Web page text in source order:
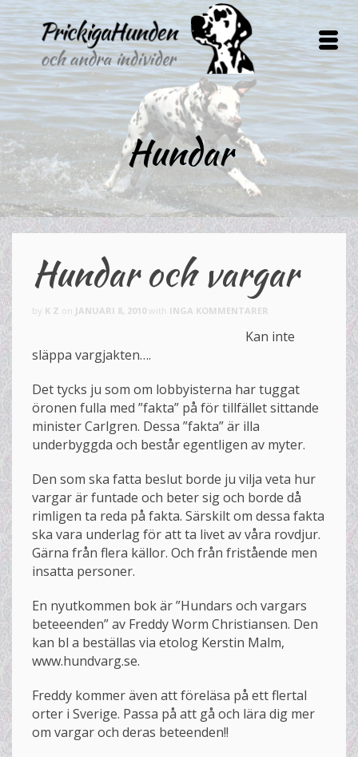
Hundar
Hundar och vargar
by K Z on JANUARI 8, 2010 with INGA KOMMENTARER
Kan inte
släppa vargjakten….
Det tycks ju som om lobbyisterna har tuggat
öronen fulla med ”fakta” på för tillfället sittande
minister Carlgren. Dessa ”fakta” är illa
underbyggda och består egentligen av myter.
Den som ska fatta beslut borde ju vilja veta hur
vargar är funtade och beter sig och borde då
rimligen ta reda på fakta. Särskilt om dessa fakta
ska vara underlag för att ta livet av våra rovdjur.
Gärna från flera källor. Och från fristående men
insatta personer.
En nyutkommen bok är ”Hundars och vargars
beteeenden” av Freddy Worm Christiansen. Den
kan bl a beställas via etolog Kerstin Malm,
www.hundvarg.se.
Freddy kommer även att föreläsa på ett flertal
orter i Sverige. Passa på att gå och lära dig mer
om vargar och deras beteenden!!